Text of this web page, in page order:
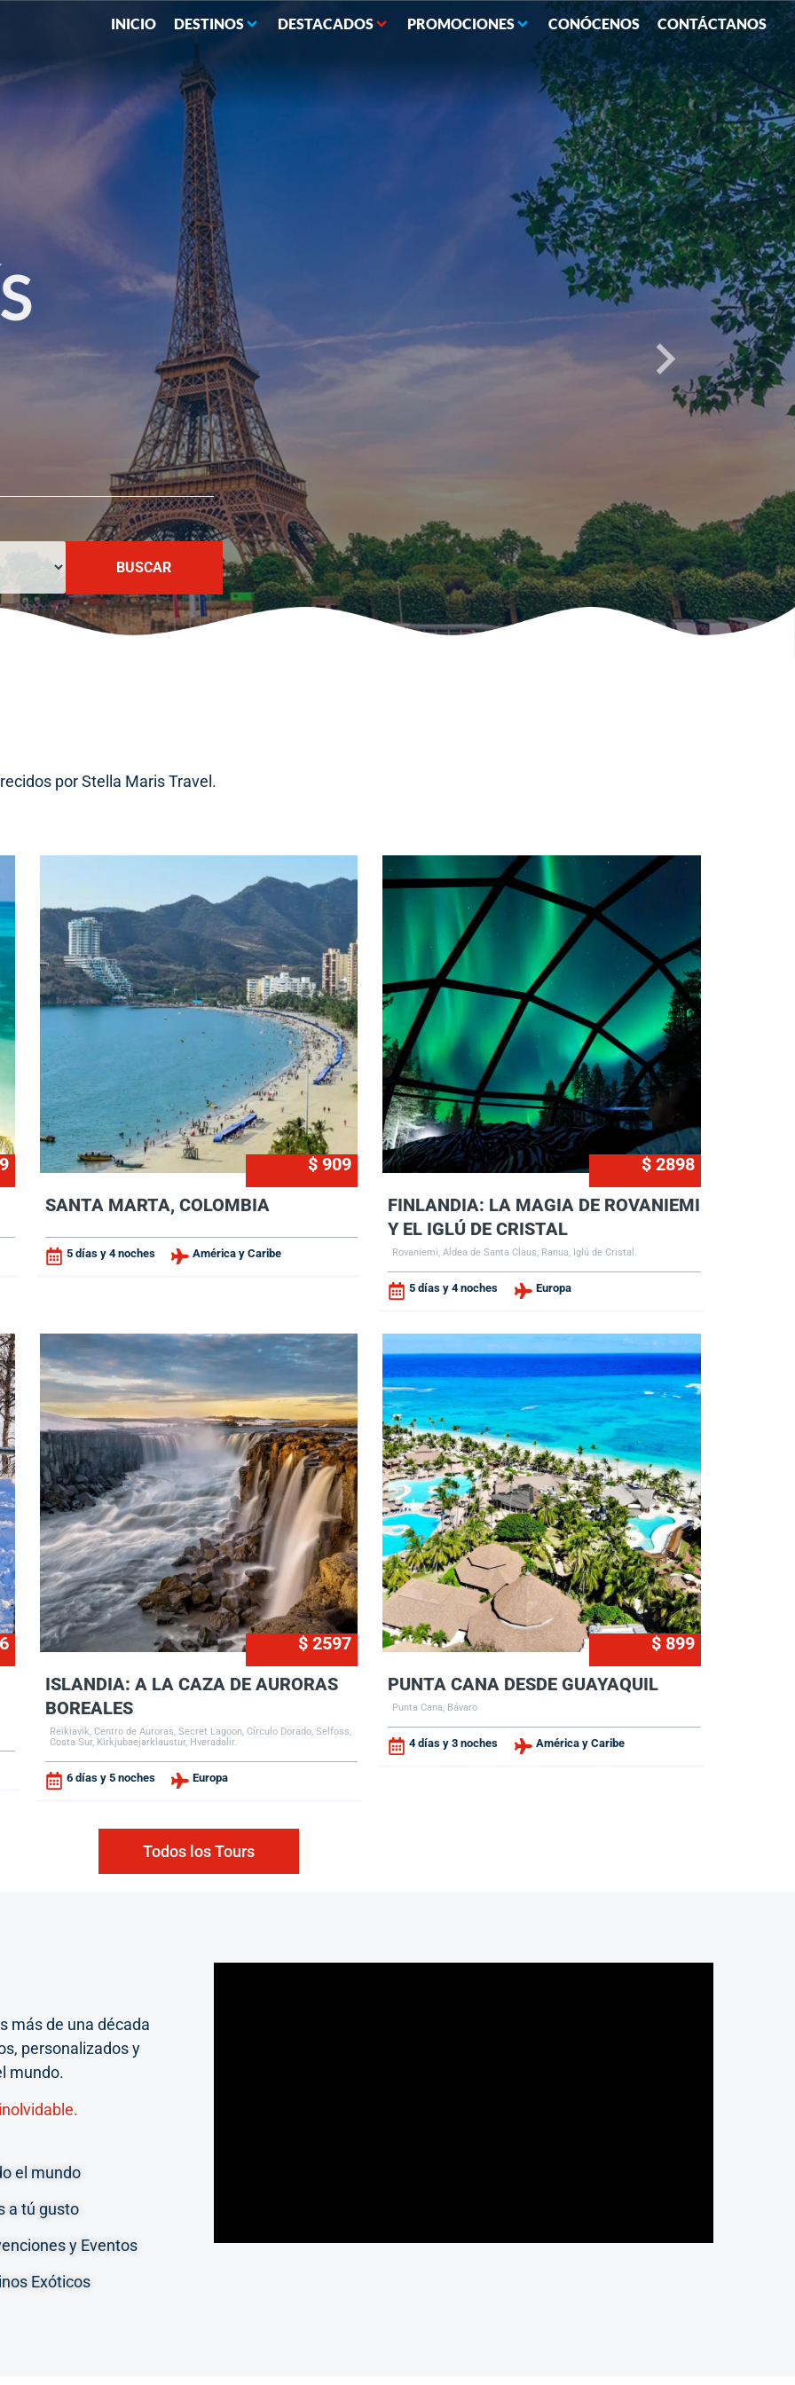
INICIO DESTINOS DESTACADOS PROMOCIONES CONÓCENOS CONTÁCTANOS
BUSCAR
por Stella Maris Travel.
$ 909
SANTA MARTA, COLOMBIA
5 días y 4 noches América y Caribe
$ 2898
FINLANDIA: LA MAGIA DE ROVANIEMI
Y EL IGLÚ DE CRISTAL
Rovaniemi, Aldea de Santa Claus, Ranua, Iglú de Cristal.
5 días y 4 noches Europa
$ 2597
ISLANDIA: A LA CAZA DE AURORAS
BOREALES
Reikiavik, Centro de Auroras, Secret Lagoon, Círculo Dorado, Selfoss,
Costa Sur, Kirkjubaejarklaustur, Hveradalir.
6 días y 5 noches Europa
$ 899
PUNTA CANA DESDE GUAYAQUIL
Punta Cana, Bávaro
4 días y 3 noches América y Caribe
Todos los Tours
más de una década
personalizados y
mundo.
el mundo
a tú gusto
y Eventos
Exóticos